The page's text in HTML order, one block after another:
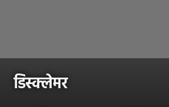
डिस्क्लेमर